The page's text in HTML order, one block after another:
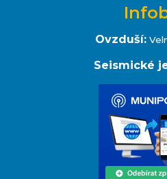
Ovzduší:
Seismické